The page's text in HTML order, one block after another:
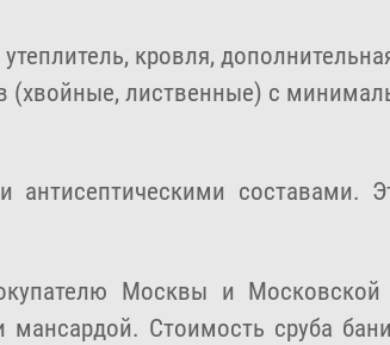
кровля,
(хвойные, лиственные) с
антисептическими составами.
Москвы и
Стоимость сруба